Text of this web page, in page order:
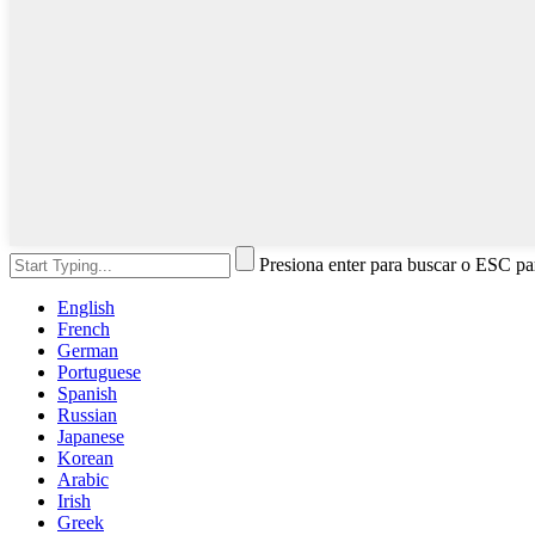
Presiona enter para buscar o ESC
English
French
German
Portuguese
Spanish
Russian
Japanese
Korean
Arabic
Irish
Greek